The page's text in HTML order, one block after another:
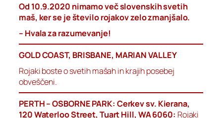
Od 10.9.2020 nimamo več slovenskih svetih
maš, ker se je število rojakov zelo zmanjšalo.
– Hvala za razumevanje!
GOLD COAST, BRISBANE, MARIAN VALLEY
Rojaki boste o svetih mašah in krajih posebej
obveščeni.
PERTH – OSBORNE PARK: Cerkev sv. Kierana,
120 Waterloo Street, Tuart Hill, WA 6060: Rojaki